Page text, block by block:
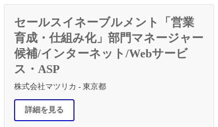
セールスイネーブルメント「営業
育成・仕組み化」部門マネージャー
候補/インターネット/Webサービ
ス・ASP
株式会社マツリカ - 東京都
詳細を見る